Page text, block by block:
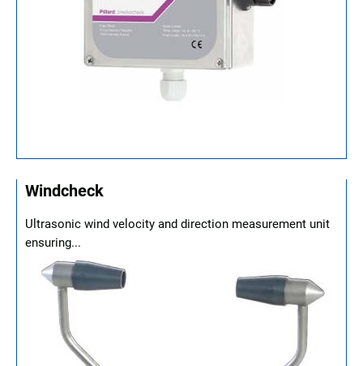
Windcheck
Ultrasonic wind velocity and direction measurement unit
ensuring...